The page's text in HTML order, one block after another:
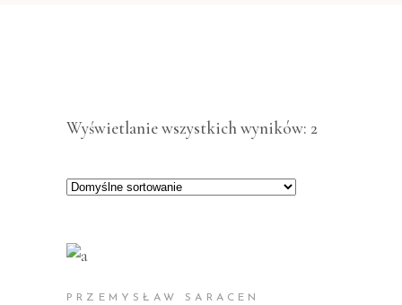
Wyświetlanie wszystkich wyników: 2
PRZEMYSŁAW SARACEN